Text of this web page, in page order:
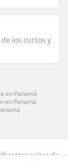
los cursos y
en Panamá
en Panamá
países de